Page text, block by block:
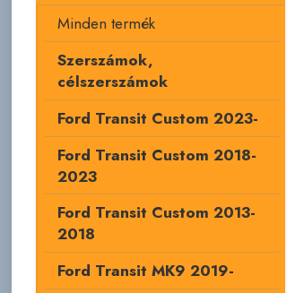
Minden termék
Szerszámok,
célszerszámok
Ford Transit Custom 2023-
Ford Transit Custom 2018-
2023
Ford Transit Custom 2013-
2018
Ford Transit MK9 2019-